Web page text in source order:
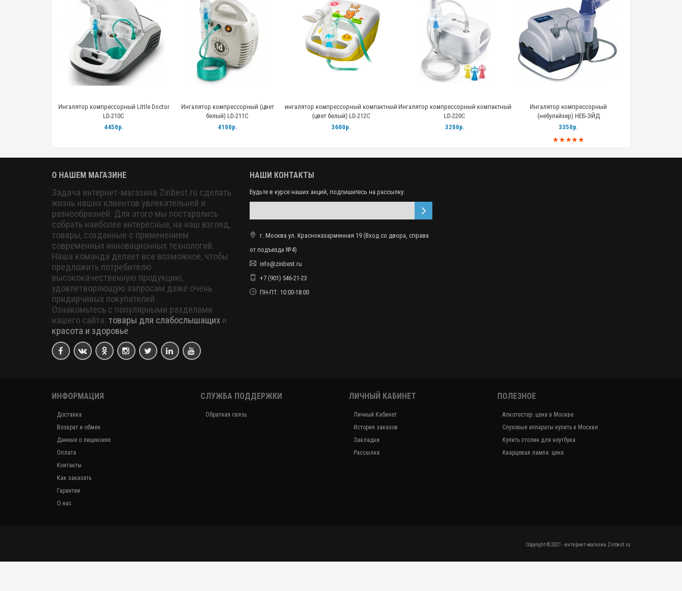
Ингалятор компрессорный Little Doctor
LD-210C
4450р.
Ингалятор компрессорный (цвет
белый) LD-211С
4100р.
ингалятор компрессорный компактный
(цвет белый) LD-212С
3600р.
Ингалятор компрессорный компактный
LD-220С
3200р.
Ингалятор компрессорный
(небулайзер) НЕБ-ЭЙД
3350р.
О НАШЕМ МАГАЗИНЕ
Задача интернет-магазина Zinbest.ru сделать
жизнь наших клиентов увлекательней и
разнообразней. Для этого мы постарались
собрать наиболее интересные, на наш взгляд,
товары, созданные с применением
современных инновационных технологий.
Наша команда делает все возможное, чтобы
предложить потребителю
высококачественную продукцию,
удовлетворяющую запросам даже очень
придирчивых покупателей.
Ознакомьтесь с популярными разделами
нашего сайта: товары для слабослышащих и
красота и здоровье.
НАШИ КОНТАКТЫ
Будьте в курсе наших акций, подпишитесь на рассылку:
г. Москва ул. Красноказарменная 19 (Вход со двора, справа
от подъезда №4)
info@zinbest.ru
+7 (901) 546-21-23
ПН-ПТ: 10:00-18:00
ИНФОРМАЦИЯ
Доставка
Возврат и обмен
Данные о лицензиях
Оплата
Контакты
Как заказать
Гарантии
О нас
СЛУЖБА ПОДДЕРЖКИ
Обратная связь
ЛИЧНЫЙ КАБИНЕТ
Личный Кабинет
История заказов
Закладки
Рассылка
ПОЛЕЗНОЕ
Алкотестер: цена в Москве
Слуховые аппараты купить в Москве
Купить столик для ноутбука
Кварцевая лампа: цена
Copyright © 2021 - интернет-магазин Zinbest.ru